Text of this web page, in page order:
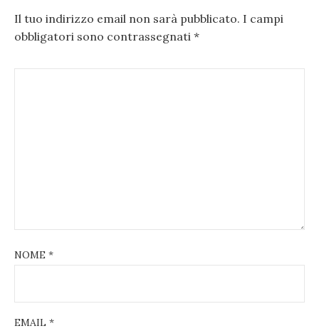
Il tuo indirizzo email non sarà pubblicato. I campi
obbligatori sono contrassegnati *
NOME *
EMAIL *